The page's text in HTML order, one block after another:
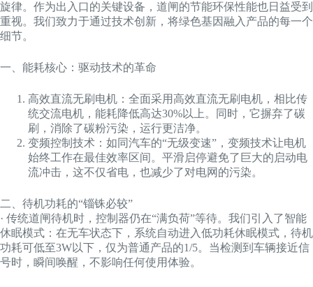
旋律。作为出入口的关键设备，道闸的节能环保性能也日益受到
重视。我们致力于通过技术创新，将绿色基因融入产品的每一个
细节。
一、能耗核心：驱动技术的革命
高效直流无刷电机：全面采用高效直流无刷电机，相比传
统交流电机，能耗降低高达30%以上。同时，它摒弃了碳
刷，消除了碳粉污染，运行更洁净。
变频控制技术：如同汽车的“无级变速”，变频技术让电机
始终工作在最佳效率区间。平滑启停避免了巨大的启动电
流冲击，这不仅省电，也减少了对电网的污染。
二、待机功耗的“锱铢必较”
· 传统道闸待机时，控制器仍在“满负荷”等待。我们引入了智能
休眠模式：在无车状态下，系统自动进入低功耗休眠模式，待机
功耗可低至3W以下，仅为普通产品的1/5。当检测到车辆接近信
号时，瞬间唤醒，不影响任何使用体验。